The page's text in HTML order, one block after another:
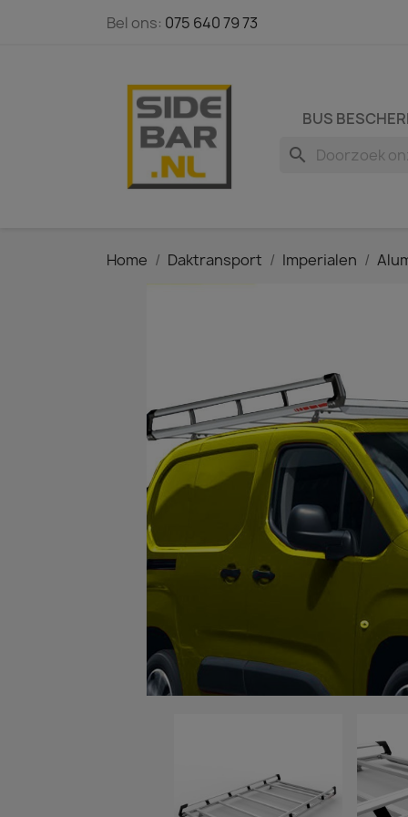
Bel ons: 075 640 79 73
BUS
search
Home Daktransport Imperialen